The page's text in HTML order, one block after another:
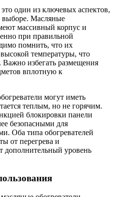
один из ключевых аспектов,
выборе. Масляные
массивный корпус и
при правильной
помнить, что их
температуры, что
избегать размещения
вплотную к
могут иметь
теплым, но не горячим.
блокировки панели
безопасными для
Оба типа обогревателей
от перегрева и
дополнительный уровень